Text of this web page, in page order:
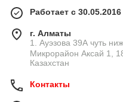
Работает с 30.05.2016
г. Алматы
1. Ауэзова 39А чуть ниже Кабанбай
Микрорайон Аксай 1,
Казахстан
Контакты